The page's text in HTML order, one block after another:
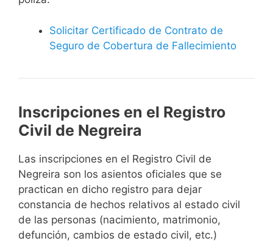
Solicitar Certificado de Contrato de
Seguro de Cobertura de Fallecimiento
Inscripciones en el Registro
Civil de Negreira
Las inscripciones en el Registro Civil de
Negreira son los asientos oficiales que se
practican en dicho registro para dejar
constancia de hechos relativos al estado civil
de las personas (nacimiento, matrimonio,
defunción, cambios de estado civil, etc.)